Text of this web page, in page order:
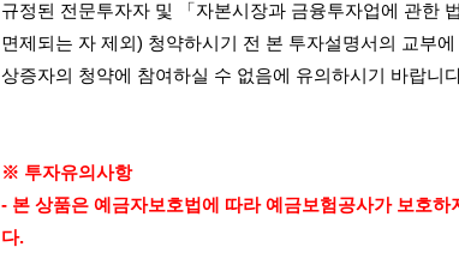
규정된 전문투자자 및 「자본시장과 금융투자업에 관한
면제되는 자 제외 ) 청약하시기 전 본 투자설명서의 교부
상증자의 청약에 참여하실 수 없음에 유의하시기 바랍니
※ 투자유의사항
- 본 상품은 예금자보호법에 따라 예금보험공사가 보호하
다.